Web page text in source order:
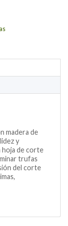
madera de
y
hoja de corte
trufas
del corte